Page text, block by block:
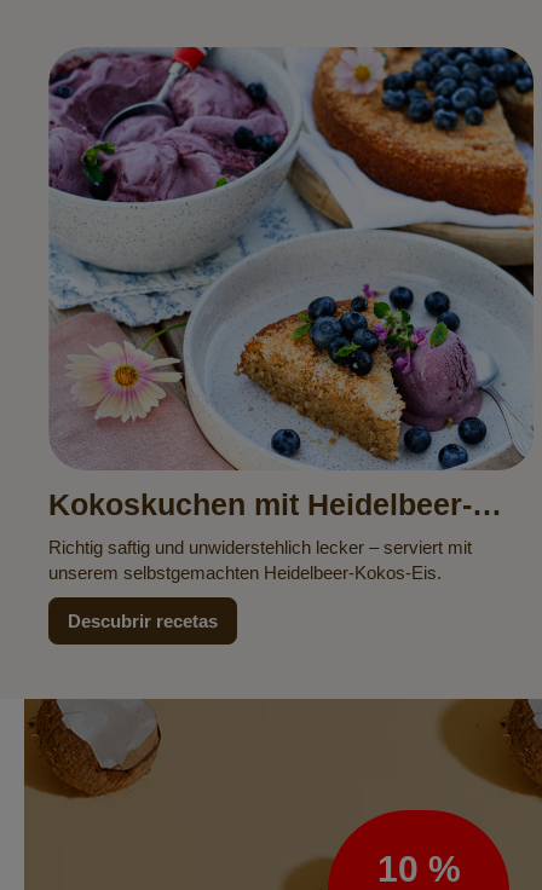
Kokoskuchen mit Heidelbeer-
Kokos-Eis
Richtig saftig und unwiderstehlich lecker – serviert mit
unserem selbstgemachten Heidelbeer-Kokos-Eis.
Descubrir recetas
Boletín
noticias
10 %